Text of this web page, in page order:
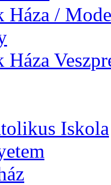
Háza /
Háza
Iskola